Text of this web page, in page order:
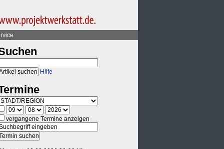
Hilfe
vergangene Termine anzeigen